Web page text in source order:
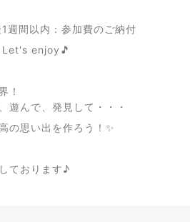
間以内：参加費のご納付
enjoy🎵
！
遊んで、発見して・・・
の思い出を作ろう！✨
ております♪